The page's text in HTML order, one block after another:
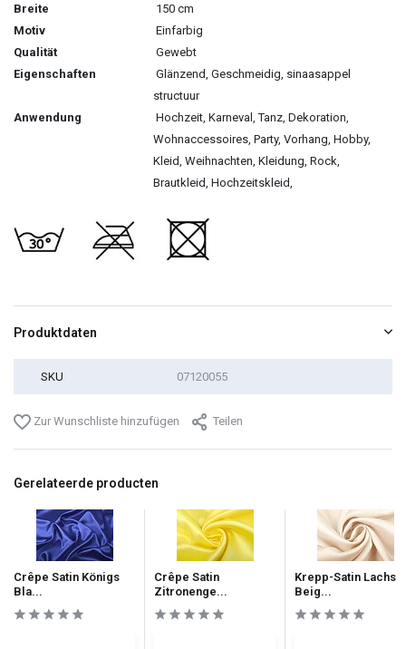
Breite
150 cm
Motiv
Einfarbig
Qualität
Gewebt
Eigenschaften
Glänzend, Geschmeidig, sinaasappel
structuur
Anwendung
Hochzeit, Karneval, Tanz, Dekoration,
Wohnaccessoires, Party, Vorhang, Hobby,
Kleid, Weihnachten, Kleidung, Rock,
Brautkleid, Hochzeitskleid,
Produktdaten
SKU 07120055
Zur Wunschliste hinzufügen Teilen
Gerelateerde producten
Crêpe Satin Königs
Bla...
Crêpe Satin
Zitronenge...
Krepp-Satin Lachs
Beig...